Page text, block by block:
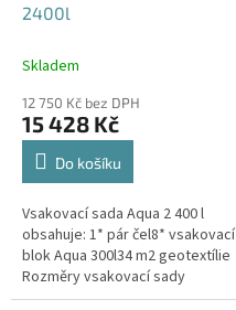
2400l
Skladem
12 750 Kč bez DPH
15 428 Kč
Do košíku
Vsakovací sada Aqua 2 400 l
obsahuje: 1* pár čel8* vsakovací
blok Aqua 300l34 m2 geotextílie
Rozměry vsakovací sady
960x80x52 cm Nosnost bloků až